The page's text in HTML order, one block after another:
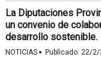
La Diputaciones
un convenio de
desarrollo sostenible.
NOTICIAS · Publicado: 22/2/